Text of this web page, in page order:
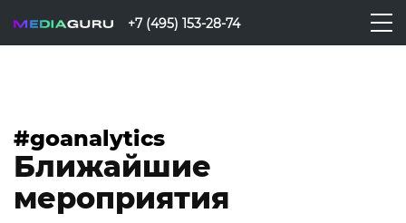
+7 (495) 153-28-74
#goanalytics
Ближайшие
мероприятия